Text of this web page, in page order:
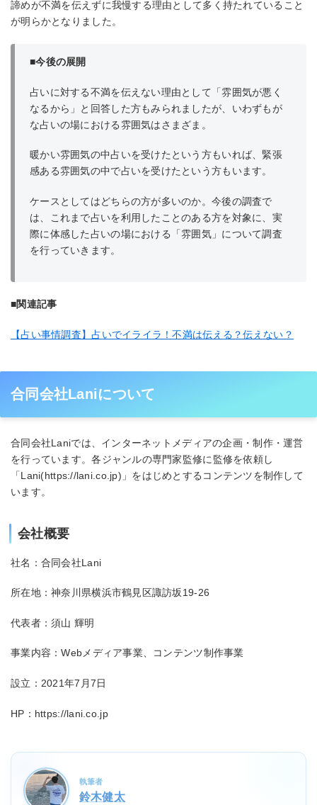
諦めが不満を伝えずに我慢する理由として多く持たれていること
が明らかとなりました。
■今後の展開
占いに対する不満を伝えない理由として「雰囲気が悪く
なるから」と回答した方もみられましたが、いわずもが
な占いの場における雰囲気はさまざま。
暖かい雰囲気の中占いを受けたという方もいれば、緊張
感ある雰囲気の中で占いを受けたという方もいます。
ケースとしてはどちらの方が多いのか。今後の調査で
は、これまで占いを利用したことのある方を対象に、実
際に体感した占いの場における「雰囲気」について調査
を行っていきます。
■関連記事
【占い事情調査】占いでイライラ！不満は伝える？伝えない？
合同会社Laniについて
合同会社Laniでは、インターネットメディアの企画・制作・運営
を行っています。各ジャンルの専門家監修に監修を依頼し
「Lani(https://lani.co.jp)」をはじめとするコンテンツを制作して
います。
会社概要
社名：合同会社Lani
所在地：神奈川県横浜市鶴見区諏訪坂19-26
代表者：須山 輝明
事業内容：Webメディア事業、コンテンツ制作事業
設立：2021年7月7日
HP：https://lani.co.jp
執筆者
鈴木健太